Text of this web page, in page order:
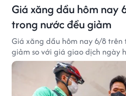
Giá xăng dầu hôm nay
trong nước đều giảm
Giá xăng dầu hôm nay 6/8
giảm so với giá giao dịch ngày